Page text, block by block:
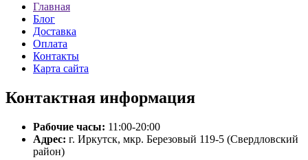
Главная
Блог
Доставка
Оплата
Контакты
Карта сайта
Контактная информация
Рабочие часы: 11:00-20:00
Адрес: г. Иркутск, мкр. Березовый 119-5 (Свердловский
район)